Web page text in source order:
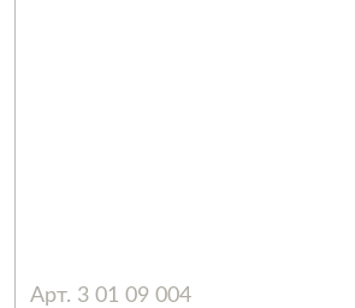
Арт. 3 01 09 004